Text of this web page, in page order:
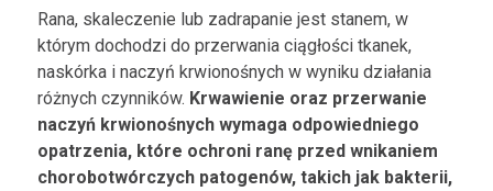
Rana, skaleczenie lub zadrapanie jest stanem, w
którym dochodzi do przerwania ciągłości tkanek,
naskórka i naczyń krwionośnych w wyniku działania
różnych czynników. Krwawienie oraz przerwanie
naczyń krwionośnych wymaga odpowiedniego
opatrzenia, które ochroni ranę przed wnikaniem
chorobotwórczych patogenów, takich jak bakterii,